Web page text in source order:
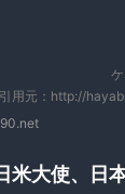
引用元：http://
大使、日